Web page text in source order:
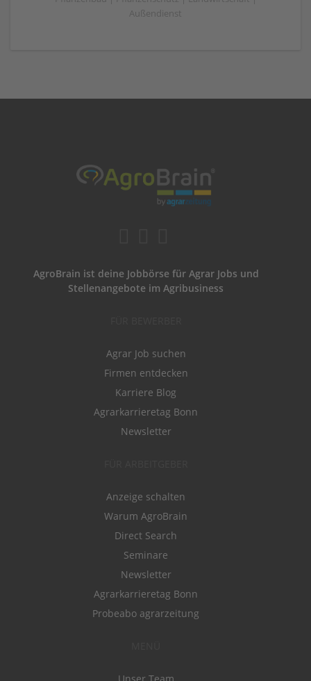
Außendienst
AgroBrain ist deine Jobbörse für Agrar Jobs und
Stellenangebote im Agribusiness
Agrar Job suchen
Firmen entdecken
Karriere Blog
Agrarkarrieretag Bonn
Newsletter
Anzeige schalten
Warum AgroBrain
Direct Search
Seminare
Newsletter
Agrarkarrieretag Bonn
Probeabo agrarzeitung